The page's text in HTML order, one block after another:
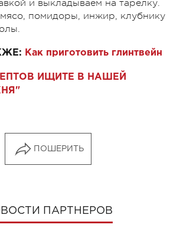
и выкладываем на тарелку.
помидоры, инжир, клубнику
Как приготовить глинтвейн
ИЩИТЕ В НАШЕЙ
ПОШЕРИТЬ
ПАРТНЕРОВ